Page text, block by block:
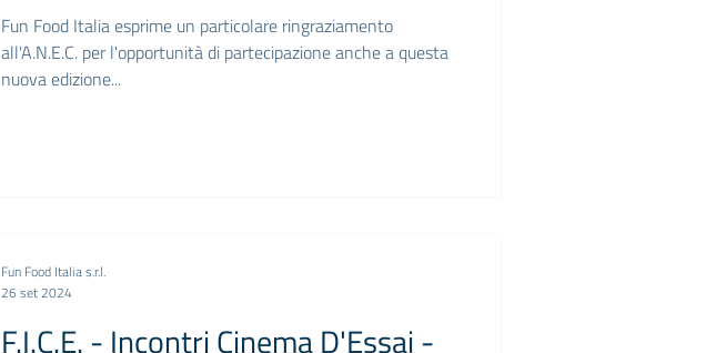
Fun Food Italia esprime un particolare ringraziamento
all'A.N.E.C. per l'opportunità di partecipazione anche a questa
nuova edizione...
F.I.C.E. - Incontri Cinema D'Essai -
Fun Food Italia s.r.l.
26 set 2024